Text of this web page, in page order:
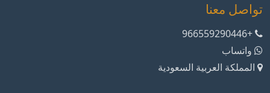
تواصل معنا
+966559290446
واتساب
المملكة العربية السعودية